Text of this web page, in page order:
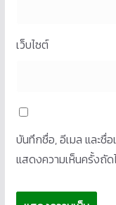
เว็บไซต์
บันทึกชื่อ, อีเมล และชื่
แสดงความเห็นครั้งถัด